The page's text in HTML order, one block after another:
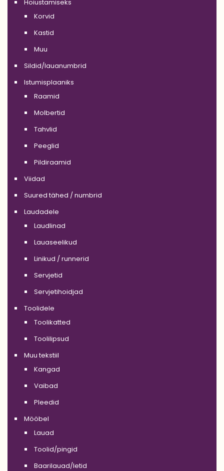
Hoiustamiseks
Korvid
Kastid
Muu
Sildid/lauanumbrid
Istumisplaaniks
Raamid
Molbertid
Tahvlid
Peeglid
Pildiraamid
Viidad
Suured tähed / numbrid
Laudadele
Laudlinad
Lauaseelikud
Linikud / runnerid
Servjetid
Servjetihoidjad
Toolidele
Toolikatted
Toolilipsud
Muu tekstiil
Kangad
Vaibad
Pleedid
Mööbel
Lauad
Toolid/pingid
Baarilauad/letid